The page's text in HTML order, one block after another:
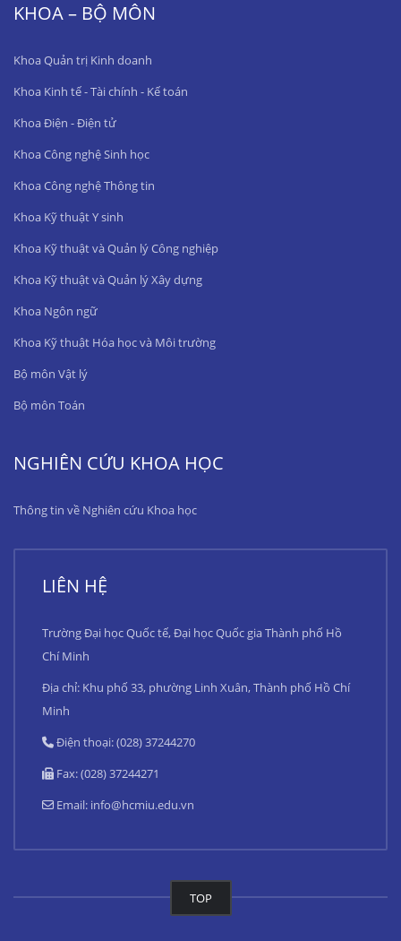
KHOA – BỘ MÔN
Khoa Quản trị Kinh doanh
Khoa Kinh tế - Tài chính - Kế toán
Khoa Điện - Điện tử
Khoa Công nghệ Sinh học
Khoa Công nghệ Thông tin
Khoa Kỹ thuật Y sinh
Khoa Kỹ thuật và Quản lý Công nghiệp
Khoa Kỹ thuật và Quản lý Xây dựng
Khoa Ngôn ngữ
Khoa Kỹ thuật Hóa học và Môi trường
Bộ môn Vật lý
Bộ môn Toán
NGHIÊN CỨU KHOA HỌC
Thông tin về Nghiên cứu Khoa học
LIÊN HỆ
Trường Đại học Quốc tế, Đại học Quốc gia Thành phố Hồ
Chí Minh
Địa chỉ: Khu phố 33, phường Linh Xuân, Thành phố Hồ Chí
Minh
Điện thoại: (028) 37244270
Fax: (028) 37244271
Email: info@hcmiu.edu.vn
TOP